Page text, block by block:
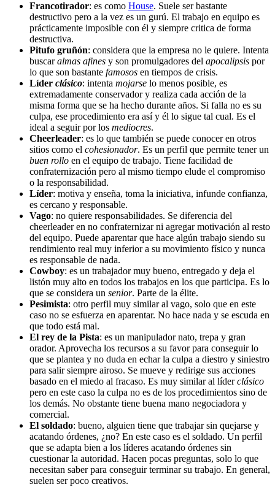
Francotirador: es como House. Suele ser bastante
destructivo pero a la vez es un gurú. El trabajo en equipo es
prácticamente imposible con él y siempre critica de forma
destructiva.
Pitufo gruñón: considera que la empresa no le quiere. Intenta
buscaralmas afines y son promulgadores del apocalipsis por
lo que son bastante famosos en tiempos de crisis.
Líder clásico: intenta mojarse lo menos posible, es
extremadamente conservador y realiza cada acción de la
misma forma que se ha hecho durante años. Si falla no es su
culpa, ese procedimiento era así y él lo sigue tal cual. Es el
ideal a seguir por los mediocres.
Cheerleader: es lo que también se puede conocer en otros
sitios como el cohesionador. Es un perfil que permite tener un
buen rollo en el equipo de trabajo. Tiene facilidad de
confraternización pero al mismo tiempo elude el compromiso
o la responsabilidad.
Líder: motiva y enseña, toma la iniciativa, infunde confianza,
es cercano y responsable.
Vago: no quiere responsabilidades. Se diferencia del
cheerleader en no confraternizar ni agregar motivación al resto
del equipo. Puede aparentar que hace algún trabajo siendo su
rendimiento real muy inferior a su movimiento físico y nunca
es responsable de nada.
Cowboy: es un trabajador muy bueno, entregado y deja el
listón muy alto en todos los trabajos en los que participa. Es lo
que se considera un senior. Parte de la élite.
Pesimista: otro perfil muy similar al vago, solo que en este
caso no se esfuerza en aparentar. No hace nada y se escuda en
que todo está mal.
El rey de la Pista: es un manipulador nato, trepa y gran
orador. Aprovecha los recursos a su favor para conseguir lo
que se plantea y no duda en echar la culpa a diestro y siniestro
para salir siempre airoso. Se mueve y redirige sus acciones
basado en el miedo al fracaso. Es muy similar al líderclásico
pero en este caso la culpa no es de los procedimientos sino de
los demás. No obstante tiene buena mano negociadora y
comercial.
El soldado: bueno, alguien tiene que trabajar sin quejarse y
acatando órdenes, ¿no? En este caso es el soldado. Un perfil
que se adapta bien a los líderes acatando órdenes sin
cuestionar la autoridad. Hacen pocas preguntas, solo lo que
necesitan saber para conseguir terminar su trabajo. En general,
suelen ser poco creativos.